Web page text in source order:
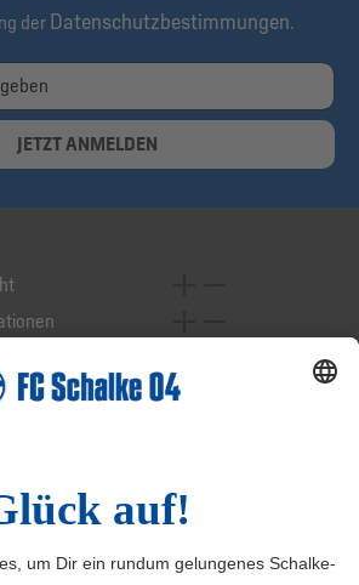
der Datenschutzbestimmungen.
JETZT ANMELDEN